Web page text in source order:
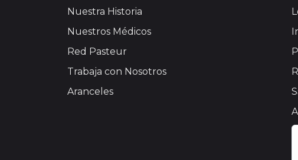
Nuestra Historia
Nuestros Médicos
Red Pasteur
Trabaja con Nosotros
Aranceles